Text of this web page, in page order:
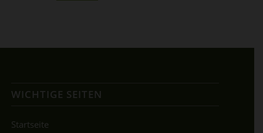
WICHTIGE SEITEN
Startseite